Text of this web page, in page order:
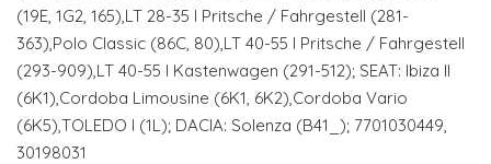
(19E, 1G2, 165),LT 28-35 I Pritsche / Fahrgestell (281-
363),Polo Classic (86C, 80),LT 40-55 I Pritsche / Fahrgestell
(293-909),LT 40-55 I Kastenwagen (291-512); SEAT: Ibiza II
(6K1),Cordoba Limousine (6K1, 6K2),Cordoba Vario
(6K5),TOLEDO I (1L); DACIA: Solenza (B41_); 7701030449,
30198031